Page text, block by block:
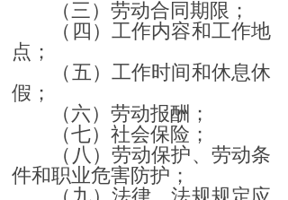
（三）劳动合同期限；
（四）工作内容和工作地
点；
（五）工作时间和休息休
假；
（六）劳动报酬；
（七）社会保险；
（八）劳动保护、劳动条
件和职业危害防护；